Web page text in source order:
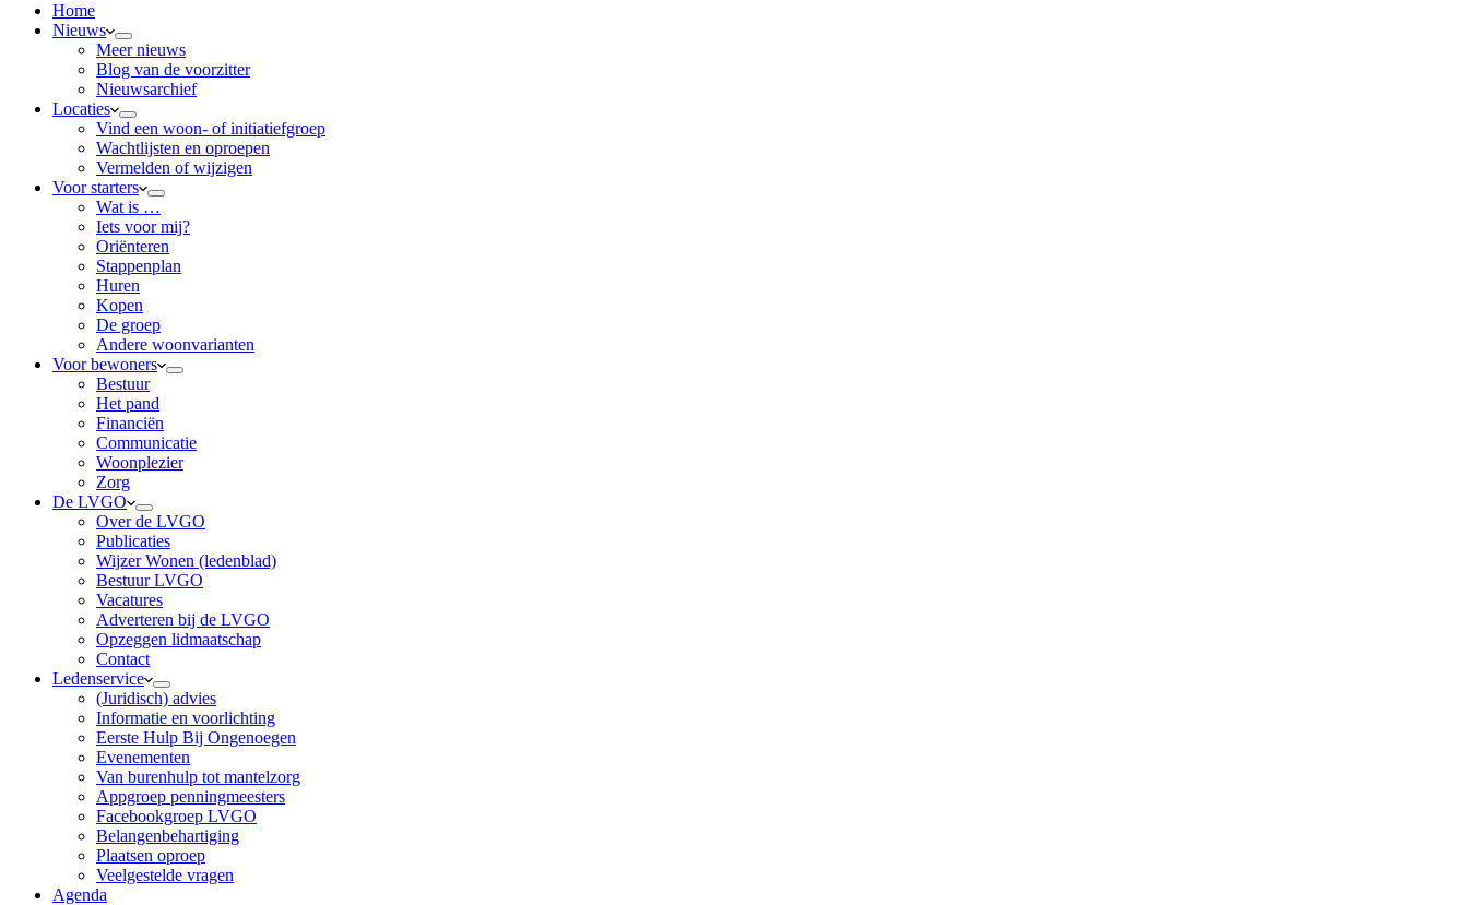
Home
Nieuws
Meer nieuws
Blog van de voorzitter
Nieuwsarchief
Locaties
Vind een woon- of initiatiefgroep
Wachtlijsten en oproepen
Vermelden of wijzigen
Voor starters
Wat is …
Iets voor mij?
Oriënteren
Stappenplan
Huren
Kopen
De groep
Andere woonvarianten
Voor bewoners
Bestuur
Het pand
Financiën
Communicatie
Woonplezier
Zorg
De LVGO
Over de LVGO
Publicaties
Wijzer Wonen (ledenblad)
Bestuur LVGO
Vacatures
Adverteren bij de LVGO
Opzeggen lidmaatschap
Contact
Ledenservice
(Juridisch) advies
Informatie en voorlichting
Eerste Hulp Bij Ongenoegen
Evenementen
Van burenhulp tot mantelzorg
Appgroep penningmeesters
Facebookgroep LVGO
Belangenbehartiging
Plaatsen oproep
Veelgestelde vragen
Agenda